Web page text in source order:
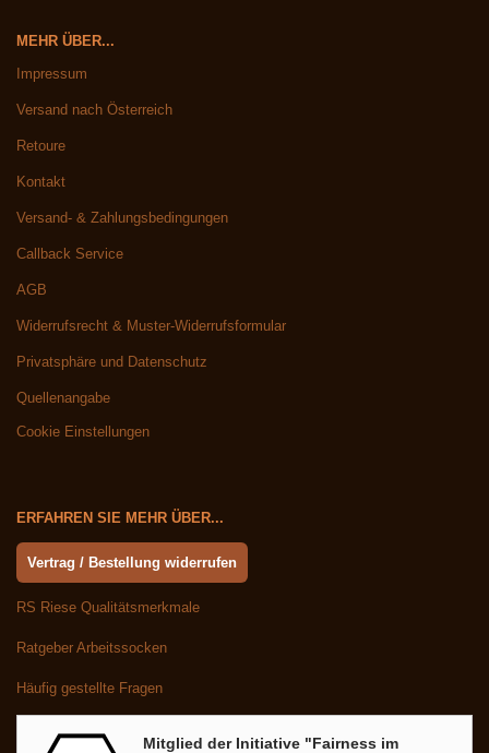
MEHR ÜBER...
Impressum
Versand nach Österreich
Retoure
Kontakt
Versand- & Zahlungsbedingungen
Callback Service
AGB
Widerrufsrecht & Muster-Widerrufsformular
Privatsphäre und Datenschutz
Quellenangabe
Cookie Einstellungen
ERFAHREN SIE MEHR ÜBER...
Vertrag / Bestellung widerrufen
RS Riese Qualitätsmerkmale
Ratgeber Arbeitssocken
Häufig gestellte Fragen
Mitglied der Initiative "Fairness im